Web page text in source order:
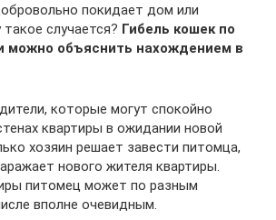
покидает дом или
случается? Гибель кошек по
можно объяснить нахождением в
которые могут спокойно
квартиры в ожидании новой
хозяин решает завести питомца,
нового жителя квартиры.
питомец может по разным
вполне очевидным.